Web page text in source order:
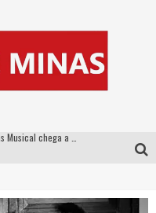
Yan traz a turnê nacional do PagodYANdo para Belo Horizonte